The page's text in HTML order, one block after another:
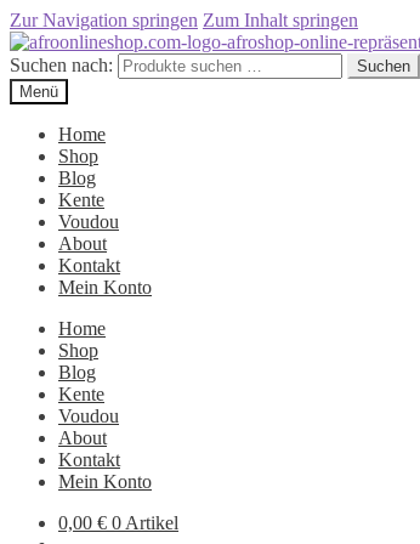
Zur Navigation springen Zum Inhalt springen
Suchen nach:
Suchen
Menü
Home
Shop
Blog
Kente
Voudou
About
Kontakt
Mein Konto
Home
Shop
Blog
Kente
Voudou
About
Kontakt
Mein Konto
0,00 € 0 Artikel